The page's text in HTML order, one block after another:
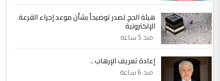
الموضوع :
مكتب السيد احمد الصافي : لا يوجود
لدينا اي حساب على الفيس بوك وتويتر
هيئة الحج تصدر توضيحاً بشأن موعد إجراء القرعة
الإلكترونية
منذ 5 ساعة
إعادة تعريف الإرهاب ..
منذ 6 ساعة